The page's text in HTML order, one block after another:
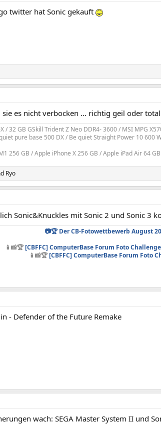
twitter hat Sonic gekauft
sie es nicht verbocken ... richtig geil oder
/ 32 GB GSkill Trident Z Neo DDR4- 3600 / MSI MPG
pure base 500 DX / Be quiet Straight Power 10 600
256 GB / Apple iPhone X 256 GB / Apple iPad Air 64
Ryo
Sonic&Knuckles mit Sonic 2 und Sonic 3
📷🏆 Der CB-Fotowettbewerb August
📱📸🏆[CBFFC] ComputerBase Forum Foto
📱📸🏆[CBFFC] ComputerBase Forum Foto
- Defender of the Future Remake
wach: SEGA Master System II und